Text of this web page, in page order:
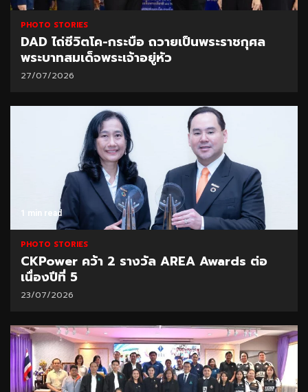
PHOTO STORIES
DAD ไถ่ชีวิตโค-กระบือ ถวายเป็นพระราชกุศล
พระบาทสมเด็จพระเจ้าอยู่หัว
27/07/2026
1 min read
PHOTO STORIES
CKPower คว้า 2 รางวัล AREA Awards ต่อ
เนื่องปีที่ 5
23/07/2026